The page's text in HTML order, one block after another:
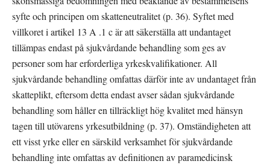
syfte och principen om skatteneutralitet (p. 36). Syftet med
villkoret i artikel 13 A .1 c är att säkerställa att undantaget
tillämpas endast på sjukvårdande behandling som ges av
personer som har erforderliga yrkeskvalifikationer. All
sjukvårdande behandling omfattas därför inte av undantaget från
skatteplikt, eftersom detta endast avser sådan sjukvårdande
behandling som håller en tillräckligt hög kvalitet med hänsyn
tagen till utövarens yrkesutbildning (p. 37). Omständigheten att
ett visst yrke eller en särskild verksamhet för sjukvårdande
behandling inte omfattas av definitionen av paramedicinsk